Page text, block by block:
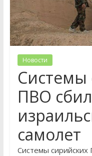
Новости
Системы
ПВО
самолет
Системы